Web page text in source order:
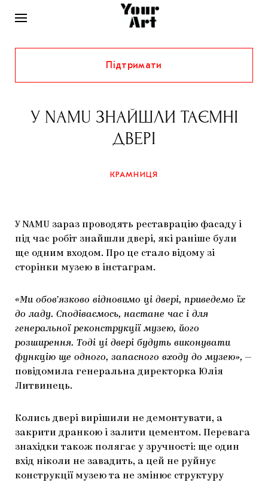
НОВИНИ
ІНТЕРВ’Ю
ХУДОЖНИКИ
АРХІТЕКТУРА
КІНО
РІДНИЙ КРАЙ
САМООРГАНІЗАЦІЇ
МУЗЕЇ
КОЛЕКЦІЇ
ВИСТАВКИ
ІСТОРІЇ
КОНСПЕКТИ
ДОСЛІДНИЦЬКА ПЛАТФОРМА
ЗАПАЛЕННЯ
МАРІУПОЛЬСЬКІ МАРГІНАЛІЇ
CARPATHIAN CULT ПРО РІЗДВЯНІ СВЯТА
КРАМНИЦЯ
Підтримати
У NAMU ЗНАЙШЛИ ТАЄМНІ
ДВЕРІ
КРАМНИЦЯ
У NAMU зараз проводять реставрацію фасаду і
під час робіт знайшли двері, які раніше були
ще одним входом. Про це стало відому зі
сторінки музею в інстаграм.
«Ми обов’язково відновимо ці двері, приведемо їх
до ладу. Сподіваємось, настане час і для
генеральної реконструкції музею, його
розширення. Тоді ці двері будуть виконувати
функцію ще одного, запасного входу до музею», —
повідомила генеральна директорка Юлія
Литвинець.
Колись двері вирішили не демонтувати, а
закрити дранкою і залити цементом. Перевага
знахідки також полягає у зручності: ще один
вхід ніколи не завадить, а цей не руйнує
конструкції музею та не змінює структуру